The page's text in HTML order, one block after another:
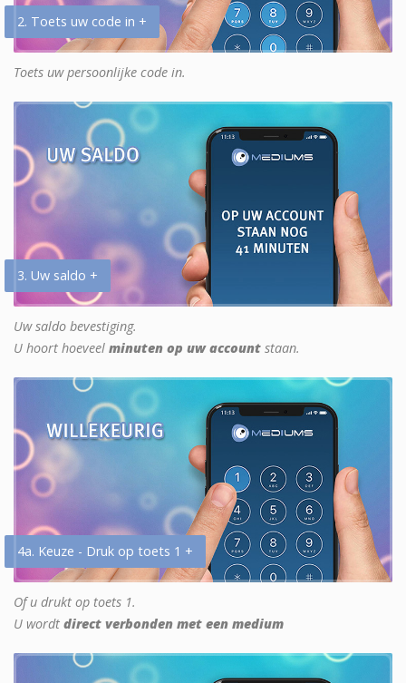
2. Toets uw code in +
Toets uw persoonlijke code in.
3. Uw saldo +
Uw saldo bevestiging.
U hoort hoeveel minuten op uw account staan.
4a. Keuze - Druk op toets 1 +
Of u drukt op toets 1.
U wordt direct verbonden met een medium